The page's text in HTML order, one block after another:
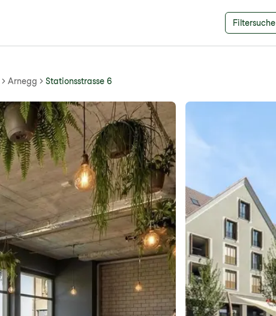
Filtersuche
Arnegg Stationsstrasse 6